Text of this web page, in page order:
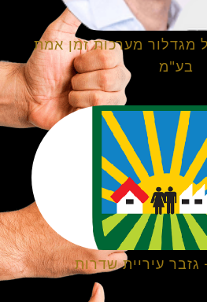
מגדלור מערכות זמן אמת
בע"מ
גזבר עיריית שדרות